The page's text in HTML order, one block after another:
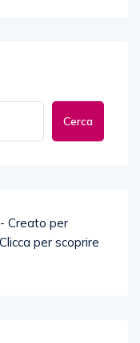
Cerca